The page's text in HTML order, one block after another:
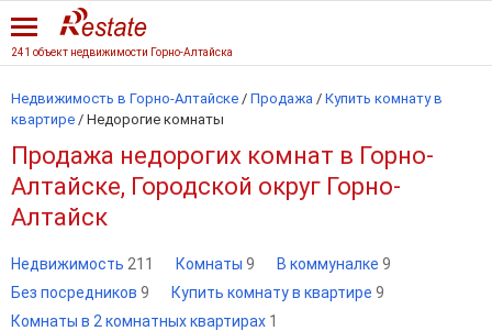
241 объект недвижимости Горно-Алтайска
Недвижимость в Горно-Алтайске / Продажа / Купить комнату в
квартире / Недорогие комнаты
Продажа недорогих комнат в Горно-
Алтайске, Городской округ Горно-
Алтайск
Недвижимость 211 Комнаты 9 В коммуналке 9
Без посредников 9 Купить комнату в квартире 9
Комнаты в 2 комнатных квартирах 1